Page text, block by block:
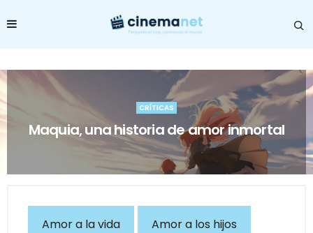
CRÍTICAS
Maquia, una historia de amor inmortal
Amor a la vida Amor a los hijos